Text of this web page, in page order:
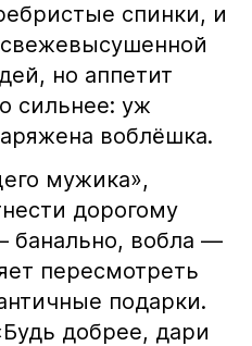
спинки, и
но аппетит
сильнее: уж
воблёшка.
мужика»,
дорогому
банально, вобла —
пересмотреть
подарки.
добрее, дари